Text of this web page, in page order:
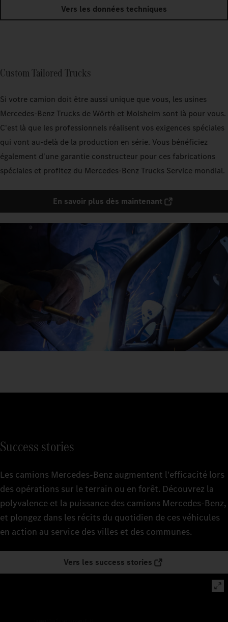
Vers les données techniques
Custom Tailored Trucks
Si votre camion doit être aussi unique que vous, les usines
Mercedes‑Benz Trucks de Wörth et Molsheim sont là pour vous.
C'est là que les professionnels réalisent vos exigences spéciales
qui vont au-delà de la production en série. Vous bénéficiez
également d'une garantie constructeur pour ces fabrications
spéciales et profitez du Mercedes‑Benz Trucks Service mondial.
En savoir plus dès maintenant
Success stories
Les camions Mercedes‑Benz augmentent l'efficacité lors
des opérations sur le terrain ou en forêt. Découvrez la
polyvalence et la puissance des camions Mercedes-Benz,
et plongez dans les récits du quotidien de ces véhicules
en action au service des villes et des communes.
Vers les success stories